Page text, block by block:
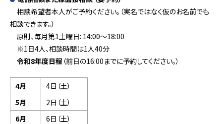
相談希望者本人がご予約ください。（実名ではなく仮のお名前でも
相談できます。）
原則、毎月第1土曜日: 14:00～18:00
※1日4人、相談時間は1人40分
令和8年度日程 （前日の16:00までに予約してください。）
4月
4日（土）
5月
2日（土）
6月
6日（土）